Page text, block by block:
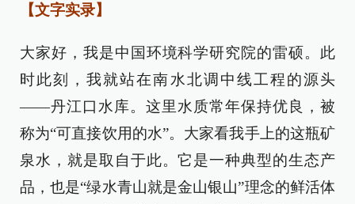
【文字实录】
大家好，我是中国环境科学研究院的雷硕。此
时此刻，我就站在南水北调中线工程的源头
——丹江口水库。这里水质常年保持优良，被
称为“可直接饮用的水”。大家看我手上的这瓶矿
泉水，就是取自于此。它是一种典型的生态产
品，也是“绿水青山就是金山银山”理念的鲜活体